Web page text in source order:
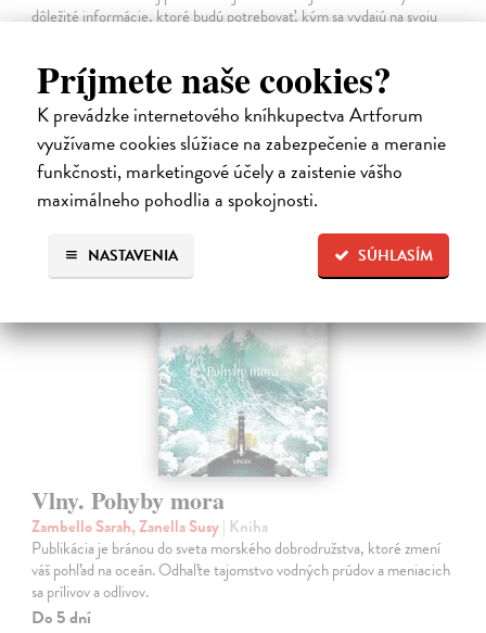
Príjmete naše cookies?
K prevádzke internetového kníhkupectva Artforum
využívame cookies slúžiace na zabezpečenie a meranie
funkčnosti, marketingové účely a zaistenie vášho
maximálneho pohodlia a spokojnosti.
SÚHLASÍM
NASTAVENIA
dôležité informácie, ktoré budú potrebovať, kým sa vydajú na svoju
Na sklade ?
13,90 €
14,95 €
Vlny. Pohyby mora
Zambello Sarah, Zanella Susy| Kniha
Publikácia je bránou do sveta morského dobrodružstva, ktoré zmení
váš pohľad na oceán. Odhaľte tajomstvo vodných prúdov a meniacich
sa prílivov a odlivov.
Do 5 dní